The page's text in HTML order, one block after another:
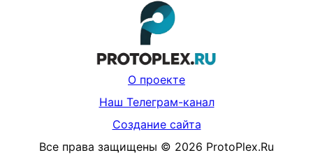
О проекте
Наш Телеграм-канал
Создание сайта
Все права защищены © 2026 ProtoPlex.Ru